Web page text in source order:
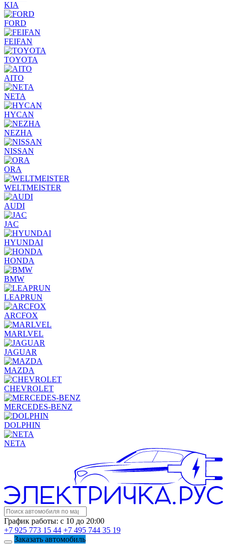
KIA
FORD
FEIFAN
TOYOTA
AITO
NETA
HYCAN
NEZHA
NISSAN
ORA
WELTMEISTER
AUDI
JAC
HYUNDAI
HONDA
BMW
LEAPRUN
ARCFOX
MARLVEL
JAGUAR
MAZDA
CHEVROLET
MERCEDES-BENZ
DOLPHIN
NETA
График работы: с 10 до 20:00
+7 925 773 15 44 +7 495 744 35 19
Заказать автомобиль